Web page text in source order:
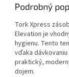
Podrobný
Tork Xpress
Elevation je
hygienu. Tento
vďaka
praktický,
dojem.